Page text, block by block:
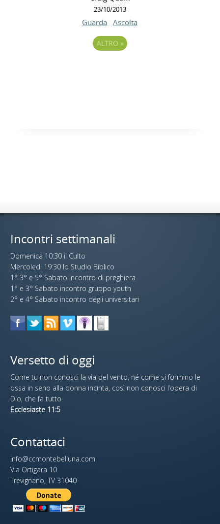
23/10/2013
Guarda Ascolta
ALTRO »
Incontri settimanali
Domenica 10:30 il Culto
Mercoledi 19:30 lo Studio Biblico
1° 3° e 5° Sabato incontro di preghiera
1° e 3° Sabato incontro gruppo youth
2° e 4° Sabato incontro degli universitari
Versetto di oggi
Come tu non conosci la via del vento, né come si formino le
ossa in seno alla donna incinta, così non conosci l’opera di
Dio, che fa tutto.
Ecclesiaste 11:5
Contattaci
info@ccmontebelluna.com
Via Ortigara 10
Trevignano, TV 31040